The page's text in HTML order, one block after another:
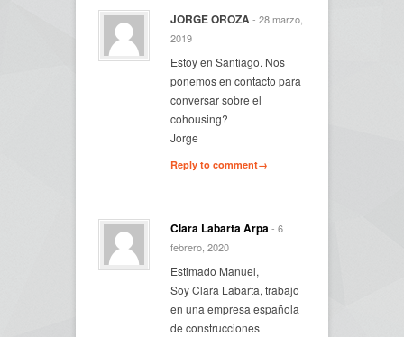
JORGE OROZA - 28 marzo,
2019
Estoy en Santiago. Nos
ponemos en contacto para
conversar sobre el
cohousing?
Jorge
Reply to comment→
Clara Labarta Arpa - 6
febrero, 2020
Estimado Manuel,
Soy Clara Labarta, trabajo
en una empresa española
de construcciones